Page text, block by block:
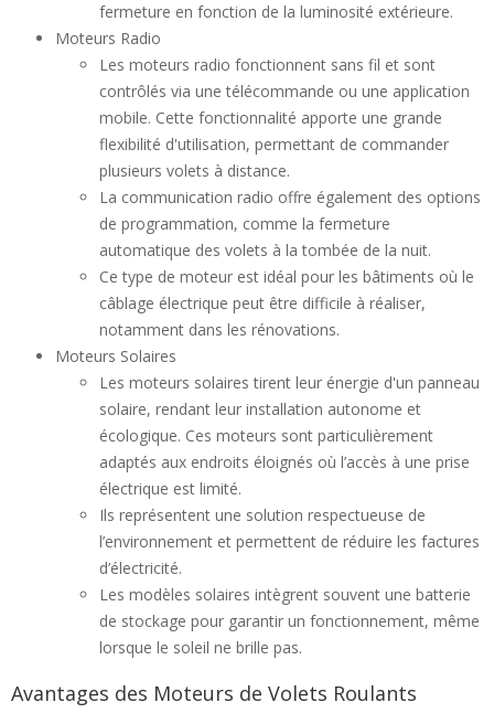
fermeture en fonction de la luminosité extérieure.
Moteurs Radio
Les moteurs radio fonctionnent sans fil et sont
contrôlés via une télécommande ou une application
mobile. Cette fonctionnalité apporte une grande
flexibilité d'utilisation, permettant de commander
plusieurs volets à distance.
La communication radio offre également des options
de programmation, comme la fermeture
automatique des volets à la tombée de la nuit.
Ce type de moteur est idéal pour les bâtiments où le
câblage électrique peut être difficile à réaliser,
notamment dans les rénovations.
Moteurs Solaires
Les moteurs solaires tirent leur énergie d'un panneau
solaire, rendant leur installation autonome et
écologique. Ces moteurs sont particulièrement
adaptés aux endroits éloignés où l’accès à une prise
électrique est limité.
Ils représentent une solution respectueuse de
l’environnement et permettent de réduire les factures
d’électricité.
Les modèles solaires intègrent souvent une batterie
de stockage pour garantir un fonctionnement, même
lorsque le soleil ne brille pas.
Avantages des Moteurs de Volets Roulants